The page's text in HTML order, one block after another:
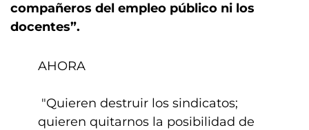
compañeros del empleo público ni los
docentes”.
AHORA
️ "Quieren destruir los sindicatos;
quieren quitarnos la posibilidad de